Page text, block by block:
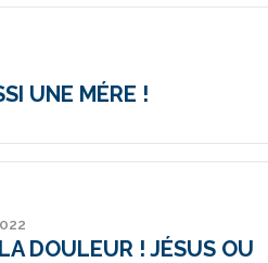
UNE MÉRE !
DOULEUR ! JÉSUS OU